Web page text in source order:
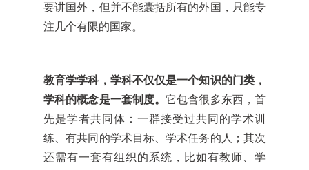
要讲国外，但并不能囊括所有的外国，只能专
注几个有限的国家。
教育学学科，学科不仅仅是一个知识的门类，
学科的概念是一套制度。它包含很多东西，首
先是学者共同体：一群接受过共同的学术训
练、有共同的学术目标、学术任务的人；其次
还需有一套有组织的系统，比如有教师、学